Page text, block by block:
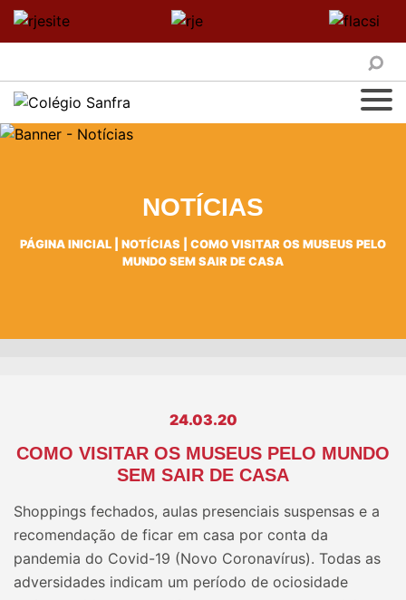
NOTÍCIAS
PÁGINA INICIAL NOTÍCIAS
COMO VISITAR OS MUSEUS PELO
MUNDO SEM SAIR DE CASA
24.03.20
COMO VISITAR OS MUSEUS PELO MUNDO
SEM SAIR DE CASA
Shoppings fechados, aulas presenciais suspensas e a
recomendação de ficar em casa por conta da
pandemia do Covid-19 (Novo Coronavírus). Todas as
adversidades indicam um período de ociosidade